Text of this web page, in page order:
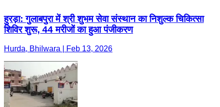
हुरड़ा: गुलाबपुरा में श्री शुभम सेवा संस्थान का निशुल्क चिकित्सा
शिविर शुरू, 44 मरीजों का हुआ पंजीकरण
Hurda, Bhilwara | Feb 13, 2026